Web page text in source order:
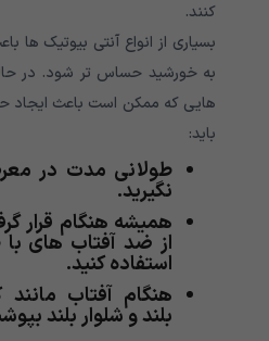
کنند.
بسیاری از انواع آنتی بیوتیک
به خورشید حساس تر شود. در
هایی که ممکن است باعث ایجاد
باید:
طولانی مدت در
نگیرید.
همیشه هنگام قرار
استفاده کنید.
هنگام آفتاب مانند
بلند و شلوار بلند